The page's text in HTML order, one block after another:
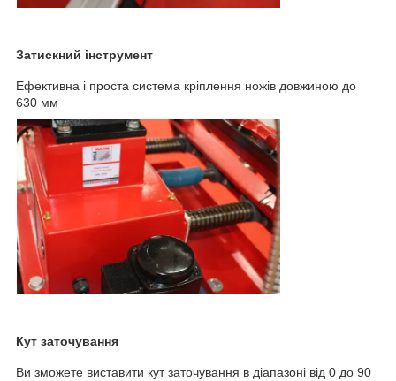
Затискний інструмент
Ефективна і проста система кріплення ножів довжиною до
630 мм
Кут заточування
Ви зможете виставити кут заточування в діапазоні від 0 до 90